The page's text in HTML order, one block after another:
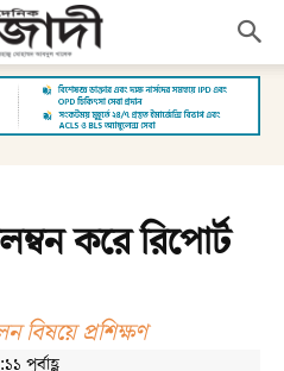
করে রিপোর্ট
বিষয়ে প্রশিক্ষণ
পূর্বাহ্ণ